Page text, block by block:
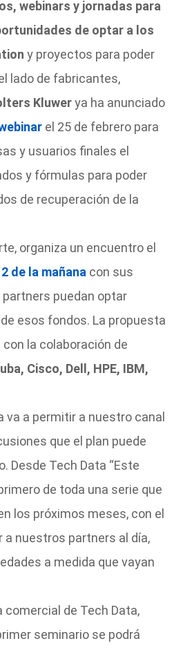
webinars y jornadas para
de optar a los
y proyectos para poder
lado de fabricantes,
Kluwerya ha anunciado
el 25 de febrero para
y usuarios finales el
y fórmulas para poder
de recuperación de la
organiza un encuentro el
de la mañana con sus
puedan optar
esos fondos. La propuesta
la colaboración de
Cisco, Dell, HPE, IBM,
va a permitir a nuestro canal
que el plan puede
Desde Tech Data “Este
de toda una serie que
los próximos meses, con el
a nuestros partners al día,
a medida que vayan
comercial de Tech Data,
seminario se podrá